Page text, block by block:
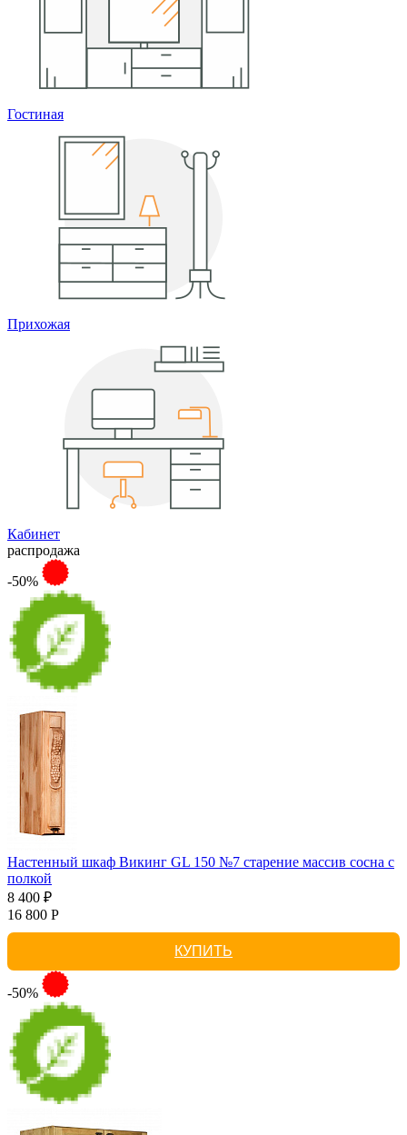
Гостиная
Прихожая
Кабинет
распродажа
-50%
Настенный шкаф Викинг GL 150 №7 старение массив сосна с
полкой
8 400 ₽
16 800 Р
КУПИТЬ
-50%